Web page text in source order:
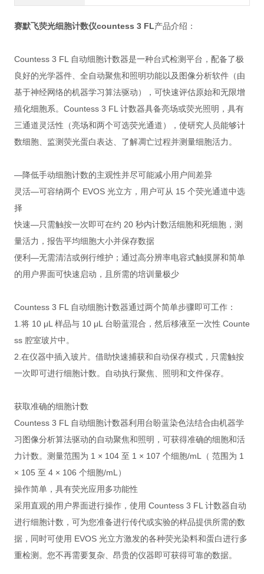
赛默飞荧光细胞计数仪countess 3 FL产品介绍：
Countess 3 FL 自动细胞计数器是一种台式检测平台，配备了极
良好的光学器件、全自动聚焦和照明功能以及图像分析软件（由
基于神经网络的机器学习算法驱动），可快速评估原始和无限增
殖化细胞系。Countess 3 FL 计数器具备亮场或荧光照明，具有
三通道灵活性（亮场和两个可选荧光通道），使研究人员能够计
数细胞、监测荧光蛋白表达、了解凋亡过程并测量细胞活力。
—降低手动细胞计数的主观性并尽可能减小用户间差异
灵活—可容纳两个 EVOS 光立方，用户可从 15 个荧光通道中选
择
快速—只需触按一次即可在约 20 秒内计数活细胞和死细胞，测
量活力，报告平均细胞大小并保存数据
便利—无需清洁或例行维护；通过高分辨率电容式触摸屏和简单
的用户界面可快速启动，且所需的培训量极少
Countess 3 FL 自动细胞计数器通过两个简单步骤即可工作：
1.将 10 μL 样品与 10 μL 台盼蓝混合，然后移液至一次性 Counte
ss 腔室玻片中。
2.在仪器中插入玻片。借助快速捕获和自动保存模式，只需触按
一次即可进行细胞计数。自动执行聚焦、照明和文件保存。
获取准确的细胞计数
Countess 3 FL 自动细胞计数器利用台盼蓝染色法结合由机器学
习图像分析算法驱动的自动聚焦和照明，可获得准确的细胞和活
力计数。测量范围为 1 × 104 至 1 × 107 个细胞/mL（ 范围为 1
× 105 至 4 × 106 个细胞/mL）
操作简单，具有荧光应用多功能性
采用直观的用户界面进行操作，使用 Countess 3 FL 计数器自动
进行细胞计数，可为您准备进行传代或实验的样品提供所需的数
据，同时可使用 EVOS 光立方激发的各种荧光染料和蛋白进行多
重检测。您不再需要复杂、昂贵的仪器即可获得可靠的数据。